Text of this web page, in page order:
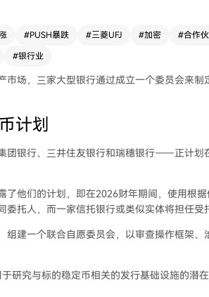
#PUSH暴跌 #三菱UFJ #加密 #合作
#银行业
市场，三家大型银行通过成立一个委员会来
计划
银行、三井住友银行和瑞穗银行——正计划
了他们的计划，即在2026财年期间，使用根
托人，而一家信托银行或类似实体将担任受
组建一个联合自愿委员会，以审查操作框架
研究与标的稳定币相关的发行基础设施的潜